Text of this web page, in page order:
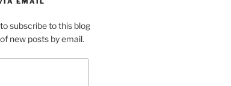
subscribe to this blog
new posts by email.